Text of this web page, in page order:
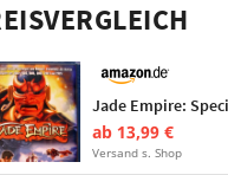
Jade Empire:
ab 13,99 €
Versand s. Shop